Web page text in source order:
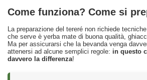
Come funziona? Come si
La preparazione del tereré non richiede
che serve è yerba mate di buona qualità,
Ma per assicurarsi che la bevanda venga
attenersi ad alcune semplici regole: in questo
davvero la differenza!